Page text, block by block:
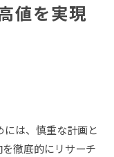
値を実現
は、慎重な計画と
徹底的にリサーチ